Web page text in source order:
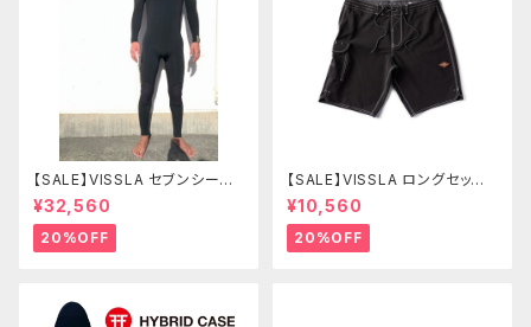
【SALE】VISSLA セブンシーズ
コンプ 3-2mm フルチェストジ
ップ SIZE L カラーBL2
¥32,560
20%OFF
【SALE】VISSLA ロングセッツ
21 サーフパンツ 水着 ヴィスラ
ボードショーツ
¥10,560
20%OFF